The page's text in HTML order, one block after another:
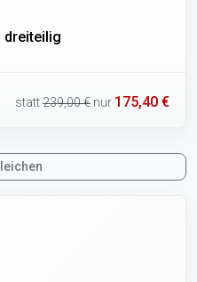
dreiteilig
statt239,00 € nur 175,40 €